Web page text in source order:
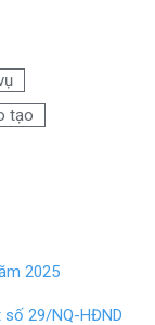
tạo
2025
29/NQ-HĐND